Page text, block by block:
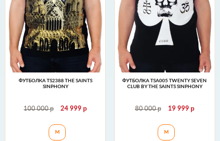
ФУТБОЛКА TS2388 THE SAINTS
SINPHONY
100 000р 24 999р
Футболка TS2388 The Saints Sinphony
M
ФУТБОЛКА TSA005 TWENTY SEVEN
CLUB BY THE SAINTS SINPHONY
80 000р 19 999 р
Футболка
M